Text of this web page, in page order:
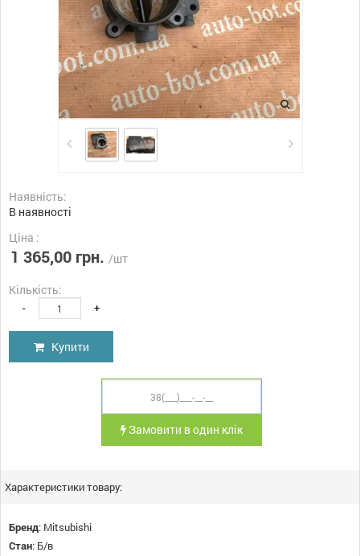
Наявність:
В наявності
Ціна :
1 365,00 грн. /шт
Кількість:
- +
Купити
Замовити в один клік
Характеристики товару:
Бренд: Mitsubishi
Стан: Б/в